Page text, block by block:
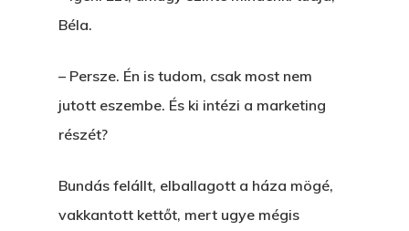
Béla.
– Persze. Én is tudom, csak most nem
jutott eszembe. És ki intézi a marketing
részét?
Bundás felállt, elballagott a háza mögé,
vakkantott kettőt, mert ugye mégis